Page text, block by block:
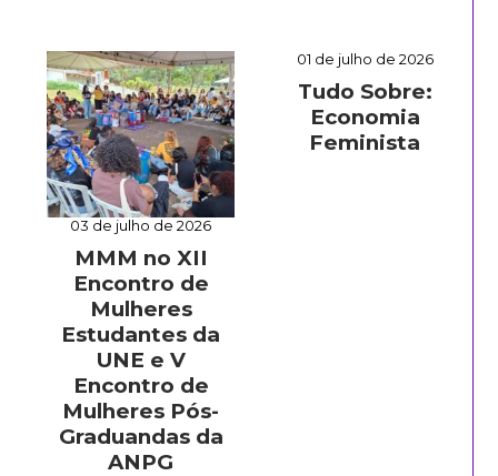
03 de julho de 2026
MMM no XII
Encontro de
Mulheres
Estudantes da
UNE e V
Encontro de
Mulheres Pós-
Graduandas da
ANPG
01 de julho de 2026
Tudo Sobre:
Economia
Feminista